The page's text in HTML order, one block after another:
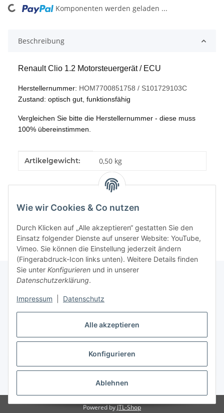
Alle akzeptieren
Konfigurieren
Ablehnen
Wie wir Cookies & Co nutzen
Durch Klicken auf „Alle akzeptieren“ gestatten Sie den
Einsatz folgender Dienste auf unserer Website: YouTube,
Vimeo. Sie können die Einstellung jederzeit ändern
(Fingerabdruck-Icon links unten). Weitere Details finden
Sie unter Konfigurieren und in unserer
Datenschutzerklärung.
Impressum Datenschutz
Loading... Komponenten werden geladen ...
Beschreibung
Renault Clio 1.2 Motorsteuergerät / ECU
Herstellernummer: HOM7700851758 / S101729103C
Zustand: optisch gut, funktionsfähig
Vergleichen Sie bitte die Herstellernummer - diese muss
100% übereinstimmen.
Produkteigenschaft
Wert
Artikelgewicht: 0,50 kg
Informationen
Gesetzliche Informationen
Vertrag widerrufen
* Alle Preise inkl. gesetzlicher USt., inkl.Versand
Powered byJTL-Shop